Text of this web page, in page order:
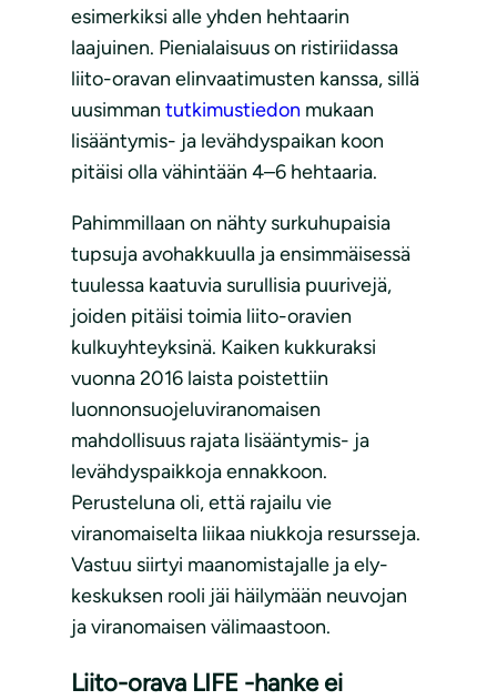
esimerkiksi alle yhden hehtaarin
laajuinen. Pienialaisuus on ristiriidassa
liito-oravan elinvaatimusten kanssa, sillä
uusimman tutkimustiedon mukaan
lisääntymis- ja levähdyspaikan koon
pitäisi olla vähintään 4–6 hehtaaria.
Pahimmillaan on nähty surkuhupaisia
tupsuja avohakkuulla ja ensimmäisessä
tuulessa kaatuvia surullisia puurivejä,
joiden pitäisi toimia liito-oravien
kulkuyhteyksinä. Kaiken kukkuraksi
vuonna 2016 laista poistettiin
luonnonsuojeluviranomaisen
mahdollisuus rajata lisääntymis- ja
levähdyspaikkoja ennakkoon.
Perusteluna oli, että rajailu vie
viranomaiselta liikaa niukkoja resursseja.
Vastuu siirtyi maanomistajalle ja ely-
keskuksen rooli jäi häilymään neuvojan
ja viranomaisen välimaastoon.
Liito-orava LIFE -hanke ei